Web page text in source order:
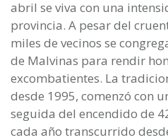
abril se viva con una
provincia. A pesar del
miles de vecinos se
de Malvinas para rendir
excombatientes. La
desde 1995, comenzó con
seguida del encendido de
cada año transcurrido